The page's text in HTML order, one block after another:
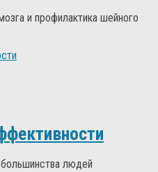
и профилактика шейного
людей